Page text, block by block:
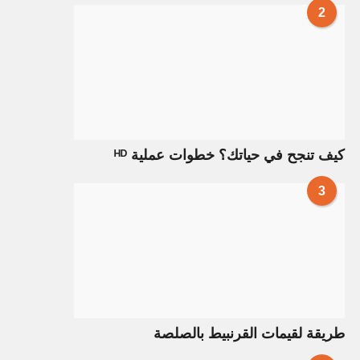
2
كيف تنجح في حياتك؟ خطوات عملية ᴴᴰ
3
طريقة لقيمات القرنبيط بالصلصة